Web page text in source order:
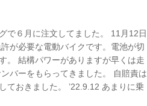
で６月に注文してました。 11月12日
が必要な電動バイクです。電池が切
。 結構パワーがありますが早くは走
バーをもらってきました。 自賠責は
ておきました。 ’22.9.12 あまりに乗